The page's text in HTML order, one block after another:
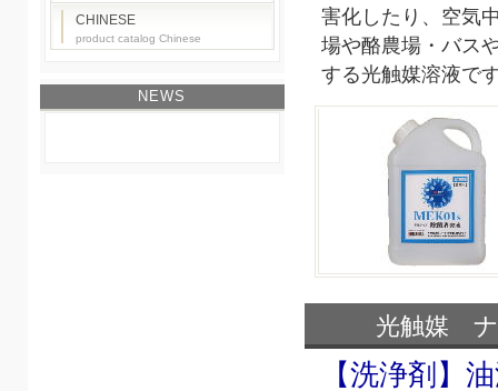
害化したり、空気
場や酪農場・バス
する光触媒溶液で
光触媒 ナ
【洗浄剤】
CHINESE
product catalog Chinese
NEWS